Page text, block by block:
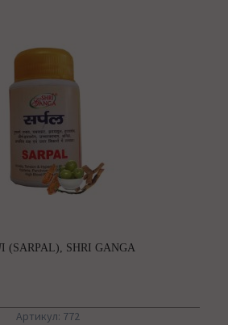
SHRI GANGA
Артикул: 772